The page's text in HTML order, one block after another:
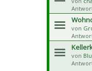
von
von